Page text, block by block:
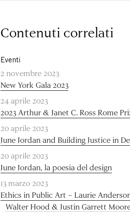
Contenuti correlati
Eventi
2 novembre 2023
New York Gala 2023
24 aprile 2023
2023 Arthur & Janet C. Ross Rome
20 aprile 2023
June Jordan and Building Justice in
20 aprile 2023
June Jordan, la poesia del design
13 marzo 2023
Ethics in Public Art – Laurie
Walter Hood & Justin Garrett